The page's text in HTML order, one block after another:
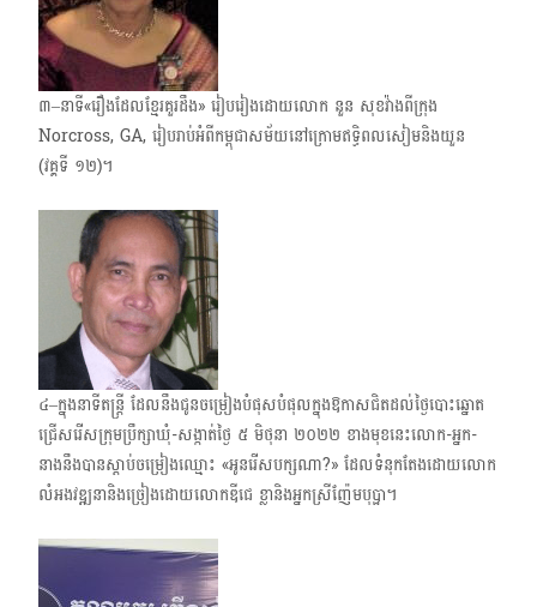
៣–នាទី«រឿងដែលខ្មែរគួរដឹង» រៀបរៀងដោយលោក នួន សុខវ៉ាងពីក្រុង
Norcross, GA, រៀបរាប់អំពីកម្ពុជាសម័យនៅក្រោមឥទិ្ធពលសៀមនិងយួន
(វគ្គទី ១២)។
៤–ក្នុងនាទីតន្ត្រី ដែលនឹងជូនចម្រៀងបំផុសបំផុលក្នុងឱកាសជិតដល់ថ្ងៃបោះឆ្នោត
ជ្រើសរើសក្រុមប្រឹក្សាឃុំ-សង្កាត់​ថ្ងៃ ៥​ មិថុនា ​២០២២​ ខាងមុខនេះ​លោក-អ្នក-
នាងនឹងបានស្ដាប់ចម្រៀងឈ្មោះ «អូនរើសបក្សណា?» ដែលទំនុកតែងដោយ​លោក​
លំអងវឌ្ឍនា​​និងច្រៀងដោយ​លោក​ឌីជេ ខ្លា​និងអ្នកស្រី​ញ៉ែមបុប្ផា។